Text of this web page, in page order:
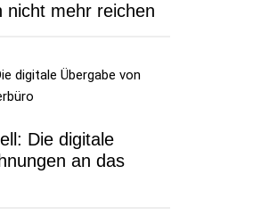
nicht mehr reichen
Die digitale
an das